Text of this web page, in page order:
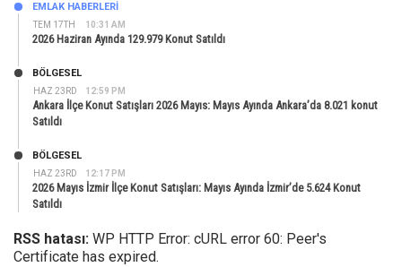
TEM 17TH 10:31 AM
EMLAK HABERLERI
2026 Haziran Ayında 129.979 Konut Satıldı
HAZ 23RD 12:59 PM
BÖLGESEL
Ankara İlçe Konut Satışları 2026 Mayıs: Mayıs Ayında Ankara’da 8.021 konut
Satıldı
HAZ 23RD 12:17 PM
BÖLGESEL
2026 Mayıs İzmir İlçe Konut Satışları: Mayıs Ayında İzmir’de 5.624 Konut
Satıldı
RSS hatası: WP HTTP Error: cURL error 60: Peer's
Certificate has expired.